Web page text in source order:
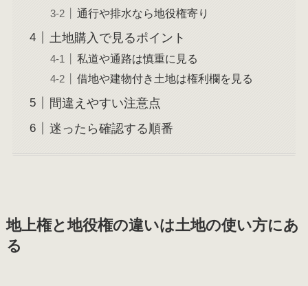
通行や排水なら地役権寄り
土地購入で見るポイント
私道や通路は慎重に見る
借地や建物付き土地は権利欄を見る
間違えやすい注意点
迷ったら確認する順番
地上権と地役権の違いは土地の使い方にあ
る